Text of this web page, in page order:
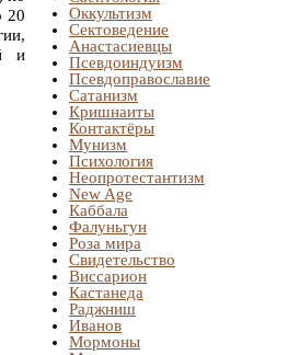
20
и
Оккультизм
Сектоведение
Анастасиевцы
Псевдоиндуизм
Псевдоправославие
Сатанизм
Кришнаиты
Контактёры
Мунизм
Психология
Неопротестантизм
New Age
Каббала
Фалуньгун
Роза мира
Свидетельство
Виссарион
Кастанеда
Раджниш
Иванов
Мормоны